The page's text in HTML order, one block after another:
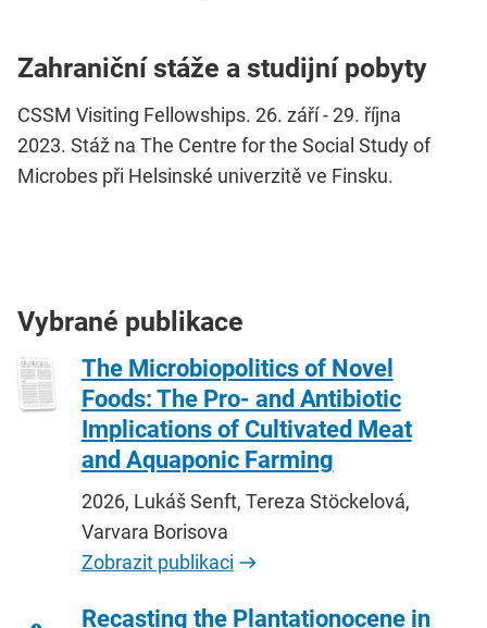
Zahraniční stáže a studijní pobyty
CSSM Visiting Fellowships. 26. září - 29. října
2023. Stáž na The Centre for the Social Study of
Microbes při Helsinské univerzitě ve Finsku.
Vybrané publikace
The Microbiopolitics of Novel
Foods: The Pro- and Antibiotic
Implications of Cultivated Meat
and Aquaponic Farming
2026, Lukáš Senft, Tereza Stöckelová,
Varvara Borisova
Zobrazit publikaci
Recasting the Plantationocene in